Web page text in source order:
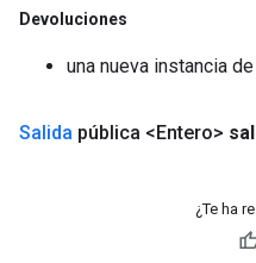
Devoluciones
una nueva instancia
Salida pública <Entero>
¿Te ha